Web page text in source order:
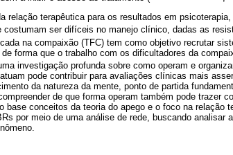
relação terapêutica para os resultados em
ser difíceis no manejo clínico, dadas as
na compaixão (TFC) tem como objetivo recrutar
forma que o trabalho com os dificultadores da
investigação profunda sobre como operam e
pode contribuir para avaliações clínicas mais
da natureza da mente, ponto de partida
de que forma operam também pode trazer
base conceitos da teoria do apego e o foco na relação
por meio de uma análise de rede, buscando analisar